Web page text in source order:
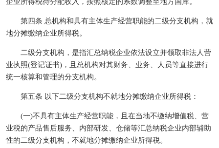
第四条 总机构和具有主体生产经营职能的二级分支机构，就
地分摊缴纳企业所得税。
二级分支机构，是指汇总纳税企业依法设立并领取非法人营
业执照(登记证书)，且总机构对其财务、业务、人员等直接进行
统一核算和管理的分支机构。
第五条 以下二级分支机构不就地分摊缴纳企业所得税：
(一)不具有主体生产经营职能，且在当地不缴纳增值税、营
业税的产品售后服务、内部研发、仓储等汇总纳税企业内部辅助
性的二级分支机构，不就地分摊缴纳企业所得税。